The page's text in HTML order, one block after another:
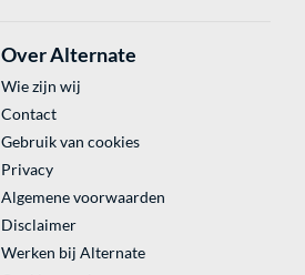
Over Alternate
Wie zijn wij
Contact
Gebruik van cookies
Privacy
Algemene voorwaarden
Disclaimer
Werken bij Alternate